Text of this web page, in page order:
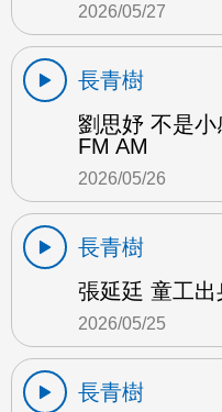
2026/05/27
長青樹
劉思妤 不是
FM AM
2026/05/26
長青樹
張延廷 童工
2026/05/25
長青樹